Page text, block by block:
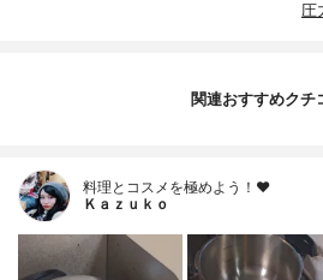
圧
関連おすすめクチ
料理とコスメを極めよう！♥
Ｋａｚｕｋｏ